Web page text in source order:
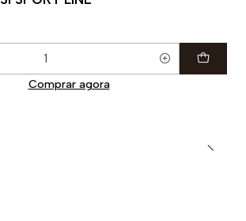
Comprar agora